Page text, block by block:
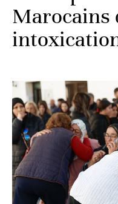
Marocains